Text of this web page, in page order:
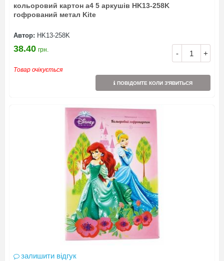
кольоровий картон а4 5 аркушів HK13-258K
гофрований метал Kite
Автор: HK13-258K
- +
38.40 грн.
Товар очікується
ПОВІДОМТЕ КОЛИ З'ЯВИТЬСЯ
залишити відгук